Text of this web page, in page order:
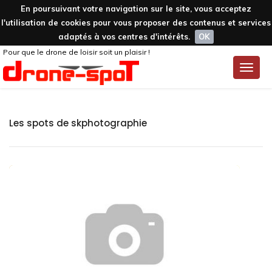
En poursuivant votre navigation sur le site, vous acceptez
l'utilisation de cookies pour vous proposer des contenus et services
adaptés à vos centres d'intérêts.
OK
Toggle
Pour que le drone de loisir soit un plaisir !
Les spots de skphotographie